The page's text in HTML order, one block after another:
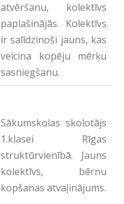
atvēršanu, kolektīvs
paplašinājās. Kolektīvs
ir salīdzinoši jauns, kas
veicina kopēju mērķu
sasniegšanu.
Sākumskolas skolotājs
1.klasei Rīgas
struktūrvienībā. Jauns
kolektīvs, bērnu
kopšanas atvaļinājums.